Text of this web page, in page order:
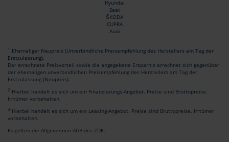
Hyundai
Seat
ŠKODA
CUPRA
Audi
1 Ehemaliger Neupreis (Unverbindliche Preisempfehlung des Herstellers am Tag der
Erstzulassung).
Der errechnete Preisvorteil sowie die angegebene Ersparnis errechnet sich gegenüber
der ehemaligen unverbindlichen Preisempfehlung des Herstellers am Tag der
Erstzulassung (Neupreis).
2 Hierbei handelt es sich um ein Finanzierungs-Angebot. Preise sind Bruttopreise.
Irrtümer vorbehalten.
3 Hierbei handelt es sich um ein Leasing-Angebot. Preise sind Bruttopreise. Irrtümer
vorbehalten.
Es gelten die Allgemeinen AGB des ZDK.